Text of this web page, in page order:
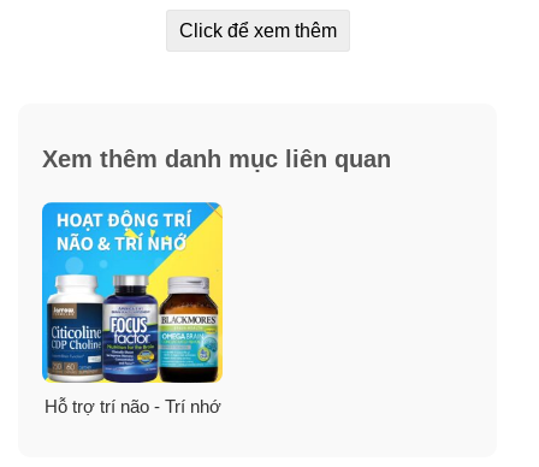
Thành phần viên uống bổ não, giảm stress
Now GABA 750mg
Mỗi viên chứa:
Click để xem thêm
Xem thêm danh mục liên quan
Hỗ trợ trí não - Trí nhớ